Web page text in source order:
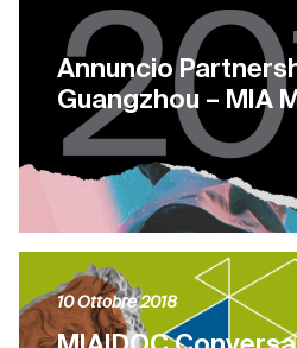
Annuncio
Guangzhou – MIA
10 Ottobre 2018